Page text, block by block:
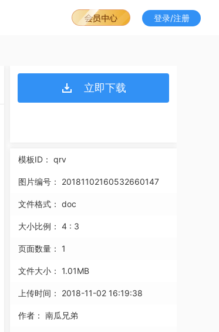
登录/注册
立即下载
模板ID： qrv
图片编号： 20181102160532660147
文件格式： doc
大小比例： 4 : 3
页面数量： 1
文件大小： 1.01MB
上传时间： 2018-11-02 16:19:38
作者： 南瓜兄弟